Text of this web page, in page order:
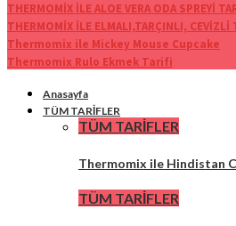
THERMOMİX İLE ALOE VERA ODA SPREYİ
THERMOMİX İLE ELMALI,TARÇINLI, CEVİZLİ
Thermomix ile Mickey Mouse Cupcake
Thermomix Rulo Ekmek Tarifi
Anasayfa
TÜM TARİFLER
TÜM TARİFLER
Thermomix ile Hindistan
TÜM TARİFLER